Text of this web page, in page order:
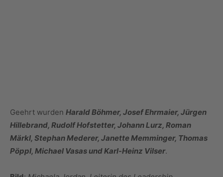
Geehrt wurden Harald Böhmer, Josef Ehrmaier, Jürgen
Hillebrand, Rudolf Hofstetter, Johann Lurz, Roman
Märkl, Stephan Mederer, Janette Memminger, Thomas
Pöppl, Michael Vasas und Karl-Heinz Vilser.